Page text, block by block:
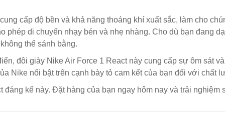
cấp độ bền và khả năng thoáng khí xuất sắc, làm cho
phép di chuyển nhạy bén và nhẹ nhàng. Cho dù bạn đang
thể sánh bằng.
đôi giày Nike Air Force 1 React này cung cấp sự ôm sát
Nike nổi bật trên cạnh bày tỏ cam kết của bạn đối với chất
kể này. Đặt hàng của bạn ngay hôm nay và trải